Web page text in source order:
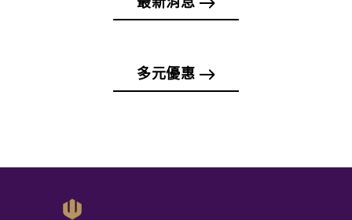
多元優惠